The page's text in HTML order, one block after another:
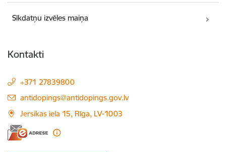
Sīkdatņu izvēles maiņa
Kontakti
+371 27839800
E-pasts:
antidopings@antidopings.gov.lv
Jersikas iela 15, Rīga, LV-1003